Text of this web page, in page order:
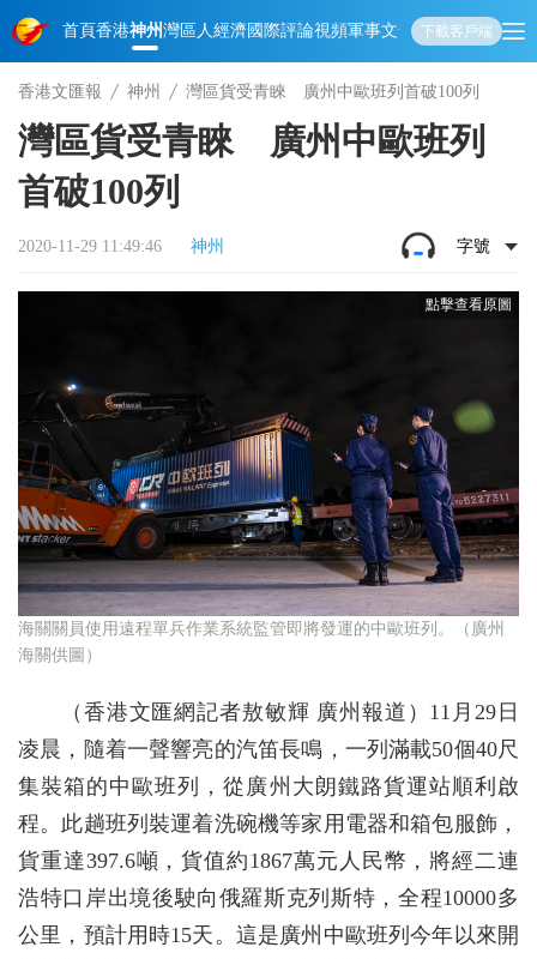
首頁香港神州灣區人經濟國際評論視頻軍事文化 娛樂生活教育體
下載客戶端
香港文匯報 神州 灣區貨受青睞 廣州中歐班列首破100列
灣區貨受青睞 廣州中歐班列
首破100列
2020-11-29 11:49:46 神州 字號
海關關員使用遠程單兵作業系統監管即將發運的中歐班列。（廣州
海關供圖）
（香港文匯網記者敖敏輝 廣州報道）11月29日
凌晨，隨着一聲響亮的汽笛長鳴，一列滿載50個40尺
集裝箱的中歐班列，從廣州大朗鐵路貨運站順利啟
程。此趟班列裝運着洗碗機等家用電器和箱包服飾，
貨重達397.6噸，貨值約1867萬元人民幣，將經二連
浩特口岸出境後駛向俄羅斯克列斯特，全程10000多
公里，預計用時15天。這是廣州中歐班列今年以來開